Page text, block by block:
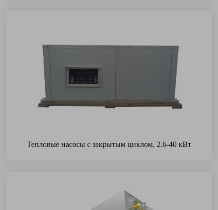
Тепловые насосы с закрытым циклом, 2.6-40 кВт